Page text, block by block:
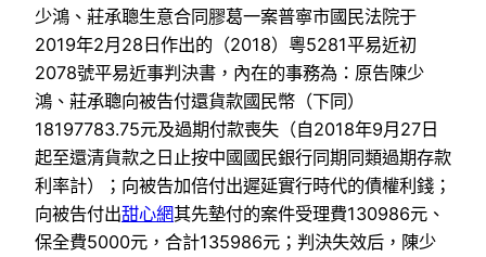
少鴻、莊承聰生意合同膠葛一案普寧市國民法院于
2019年2月28日作出的（2018）粵5281平易近初
2078號平易近事判決書，內在的事務為：原告陳少
鴻、莊承聰向被告付還貨款國民幣（下同）
18197783.75元及過期付款喪失（自2018年9月27日
起至還清貨款之日止按中國國民銀行同期同類過期存款
利率計）；向被告加倍付出遲延實行時代的債權利錢；
向被告付出甜心網其先墊付的案件受理費130986元、
保全費5000元，合計135986元；判決失效后，陳少